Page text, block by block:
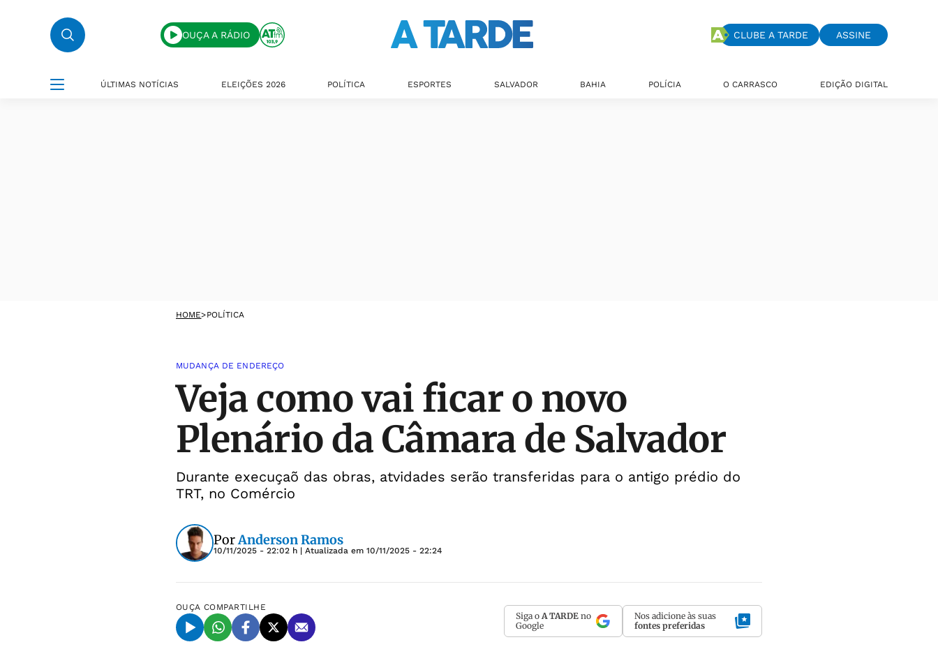
OUÇA A RÁDIO CLUBE A TARDE ASSINE
ÚLTIMAS NOTÍCIAS ELEIÇÕES 2026 POLÍTICA ESPORTES SALVADOR BAHIA POLÍCIA O CARRASCO EDIÇÃO DIGITAL
HOME>POLÍTICA
MUDANÇA DE ENDEREÇO
Veja como vai ficar o novo
Plenário da Câmara de Salvador
Durante execuçaõ das obras, atvidades serão transferidas para o antigo prédio do
TRT, no Comércio
PorAnderson Ramos
10/11/2025 - 22:02 h | Atualizada em 10/11/2025 - 22:24
OUÇA COMPARTILHE
Siga o A TARDE no
Google
Nos adicione às suas
fontes preferidas